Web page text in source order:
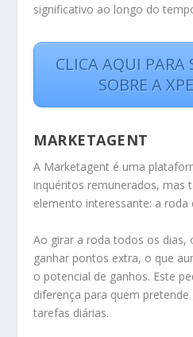
significativo ao longo do
CLICA AQUI PARA
SOBRE A
MARKETAGENT
A Marketagent é uma
inquéritos remunerados, mas
elemento interessante: a roda
Ao girar a roda todos os dias,
ganhar pontos extra, o que
o potencial de ganhos. Este
diferença para quem
tarefas diárias.